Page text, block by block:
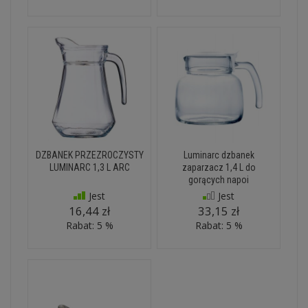
DZBANEK PRZEZROCZYSTY
LUMINARC 1,3 L ARC
Jest
16,44 zł
Rabat: 5 %
Luminarc dzbanek
zaparzacz 1,4 L do
gorących napoi
Jest
33,15 zł
Rabat: 5 %